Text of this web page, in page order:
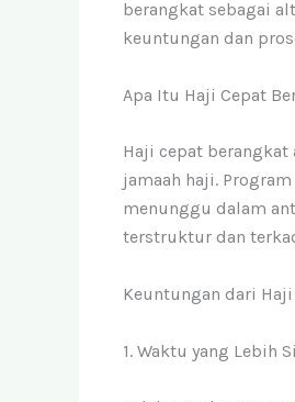
berangkat sebagai
keuntungan dan
Apa Itu Haji Cepat
Haji cepat
jamaah haji.
menunggu dalam
terstruktur dan
Keuntungan dari
1. Waktu yang Lebih